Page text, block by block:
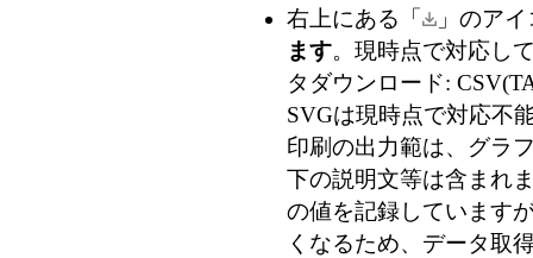
右上にある「
」のアイ
ます。現時点で対応し
タダウンロード:
SVGは現時点で対応不
印刷の出力範は、グラ
下の説明文等は含まれ
の値を記録しています
くなるため、データ取